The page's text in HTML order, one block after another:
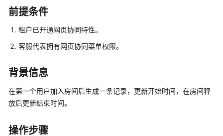
入
门
户
南
云
控
台
前提条件
租户已开通网页协同特性。
客服代表拥有网页协同菜单权限。
背景信息
在第一个用户加入房间后生成一条记录，更新开始时间，在房间释
放后更新结束时间。
操作步骤